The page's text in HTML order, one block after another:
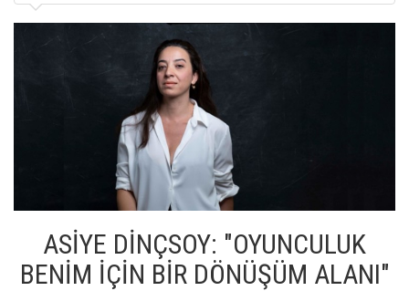
ASİYE DİNÇSOY: "OYUNCULUK
BENİM İÇİN BİR DÖNÜŞÜM ALANI"